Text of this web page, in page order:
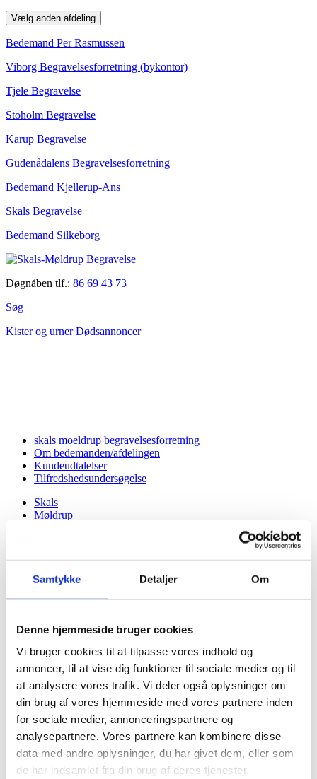
Samtykke Detaljer Om
Denne hjemmeside bruger cookies
Vi bruger cookies til at tilpasse vores indhold og
annoncer, til at vise dig funktioner til sociale medier og til
at analysere vores trafik. Vi deler også oplysninger om
din brug af vores hjemmeside med vores partnere inden
for sociale medier, annonceringspartnere og
analysepartnere. Vores partnere kan kombinere disse
data med andre oplysninger, du har givet dem, eller som
de har indsamlet fra din brug af deres tjenester.
Vælg anden afdeling
Bedemand Per Rasmussen
Viborg Begravelsesforretning (bykontor)
Tjele Begravelse
Stoholm Begravelse
Karup Begravelse
Gudenådalens Begravelsesforretning
Bedemand Kjellerup-Ans
Skals Begravelse
Bedemand Silkeborg
Døgnåben tlf.: 86 69 43 73
Søg
Kister og urner Dødsannoncer
skals moeldrup begravelsesforretning
Om bedemanden/afdelingen
Kundeudtalelser
Tilfredshedsundersøgelse
Skals
Møldrup
Ulbjerg
Gedsted
Hvalpsund
Hvilsom
Hvam
Du er her:
Forside -
2019
2025
2024
2023